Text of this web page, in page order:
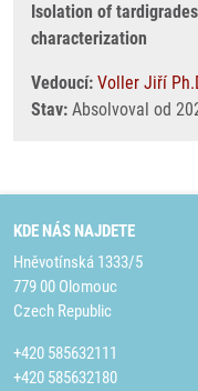
Isolation of
characterization
Vedoucí: Voller Jiří
Stav: Absolvoval od
KDE NÁS NAJDETE
Hněvotínská 1333/5
779 00 Olomouc
Czech Republic
+420 585632111
+420 585632180